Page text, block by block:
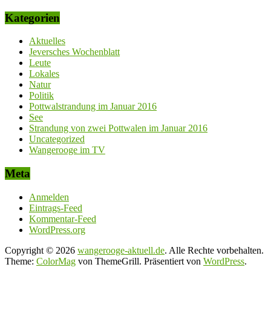
Kategorien
Aktuelles
Jeversches Wochenblatt
Leute
Lokales
Natur
Politik
Pottwalstrandung im Januar 2016
See
Strandung von zwei Pottwalen im Januar 2016
Uncategorized
Wangerooge im TV
Meta
Anmelden
Eintrags-Feed
Kommentar-Feed
WordPress.org
Copyright © 2026 wangerooge-aktuell.de. Alle Rechte vorbehalten.
Theme: ColorMag von ThemeGrill. Präsentiert von WordPress.